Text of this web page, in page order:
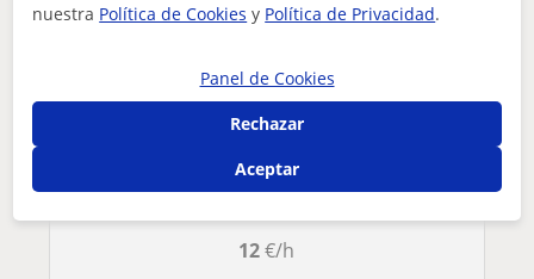
12€/h
nuestra Política de Cookies y Política de Privacidad.
Panel de Cookies
Rechazar
Aceptar